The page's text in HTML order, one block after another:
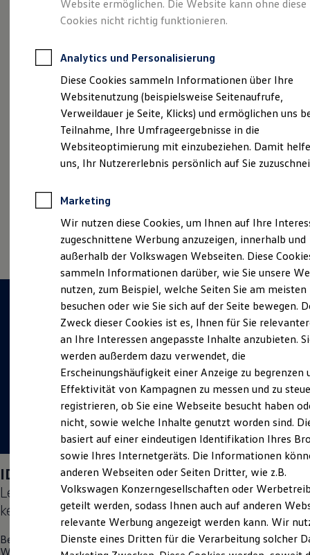
Elektroauto Leasing
Kleinwagen-Leasing
Leasing ohne Anzahlung
Autokredit mit Schlussrate
Versicherungen und Garantien
Kfz-Versicherung
Restschuldversicherungen
Garantien
Wartungsverträge
Geschäftskunden
Professional Class bei Volkswagen
Großkunden
Behörden
Anpfiff zum Gewinn
Elektroautos
ID. Tutorials
Elektrofahrzeugkonzepte
Reichweite
Reichweite der ID. Modelle
Reichweite im Winter
Laden
Laden unterwegs
Laden Zuhause
Ladezeitensimulator
Batterie
Sicherheit
Garantie und Lebensdauer
Nachhaltigkeit
Technologie
Kosten und Kauf
Verbrauchskosten
Kaufoptionen
E-Auto-Förderung
Software und Konnektivität
Die ID. Software 6
ID. Software Versionen und Updates
Digitale Extras
Schnittstellen zu Ihrem ID.
neue vollelektrische
ID. Polo
ID. Polo
Days vom 04.09.–05.09.2026:
Lernen Sie den neuen vollelektrischen ID. Polo
kennen.
Besuchen Sie uns vom 04. bis 05. September vor Ort in
Weingarten und erleben Sie einen Tag voller Freude, Spaß und
Website ermöglichen. Die Website kann ohne diese
Cookies nicht richtig funktionieren.
Analytics und Personalisierung
Diese Cookies sammeln Informationen über Ihre
Websitenutzung (beispielsweise Seitenaufrufe,
Verweildauer je Seite, Klicks) und ermöglichen uns
Teilnahme, Ihre Umfrageergebnisse in die
Websiteoptimierung mit einzubeziehen. Damit
uns, Ihr Nutzererlebnis persönlich auf Sie
Marketing
Wir nutzen diese Cookies, um Ihnen auf Ihre
zugeschnittene Werbung anzuzeigen, innerhalb und
außerhalb der Volkswagen Webseiten. Diese
sammeln Informationen darüber, wie Sie unsere
nutzen, zum Beispiel, welche Seiten Sie am meisten
besuchen oder wie Sie sich auf der Seite bewegen.
Zweck dieser Cookies ist es, Ihnen für Sie
an Ihre Interessen angepasste Inhalte anzubieten.
werden außerdem dazu verwendet, die
Erscheinungshäufigkeit einer Anzeige zu begrenzen
Effektivität von Kampagnen zu messen und zu
registrieren, ob Sie eine Webseite besucht haben
nicht, sowie welche Inhalte genutzt worden sind.
basiert auf einer eindeutigen Identifikation Ihres
sowie Ihres Internetgeräts. Die Informationen
anderen Webseiten oder Seiten Dritter, wie z.B.
Volkswagen Konzerngesellschaften oder
geteilt werden, sodass Ihnen auch auf anderen
relevante Werbung angezeigt werden kann. Wir
Dienste eines Dritten für die Verarbeitung solcher